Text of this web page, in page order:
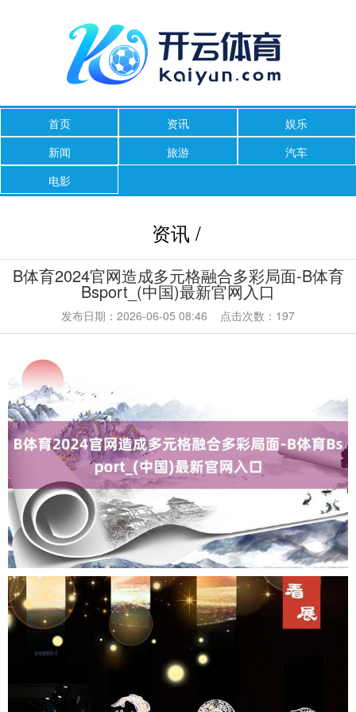
首页 资讯
娱乐
新闻
旅游
汽车
电影
资讯 /
B体育2024官网造成多元格融合多彩局面-B体育
Bsport_(中国)最新官网入口
发布日期：2026-06-05 08:46 点击次数：197